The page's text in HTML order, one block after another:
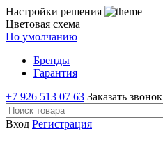
Настройки решения
Цветовая схема
По умолчанию
Бренды
Гарантия
+7 926 513 07 63 Заказать звонок
Вход Регистрация